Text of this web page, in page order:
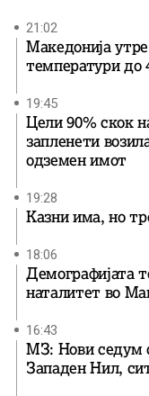
21:02
Македонија
температури до
19:45
Цели 90% скок
запленети
одземен имот
19:28
Казни има, но
18:06
Демографијата
наталитет во
16:43
МЗ: Нови седум
Западен Нил,